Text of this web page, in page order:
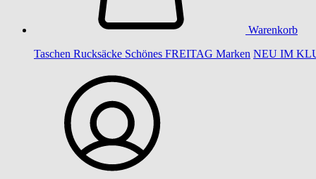
Warenkorb
Taschen Rucksäcke Schönes FREITAG Marken NEU IM